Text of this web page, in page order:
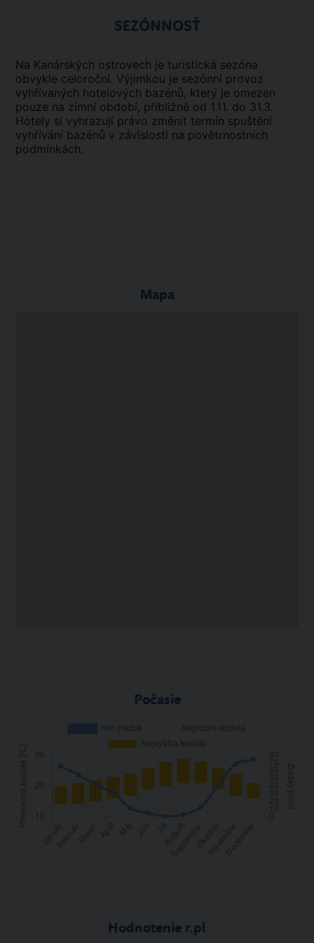
SEZÓNNOSŤ
Na Kanárských ostrovech je turistická sezóna
obvykle celoroční. Výjimkou je sezónní provoz
vyhřívaných hotelových bazénů, který je omezen
pouze na zimní období, přibližně od 1.11. do 31.3.
Hotely si vyhrazují právo změnit termín spuštění
vyhřívání bazénů v závislosti na povětrnostních
podmínkách.
Mapa
Počasie
Hodnotenie r.pl